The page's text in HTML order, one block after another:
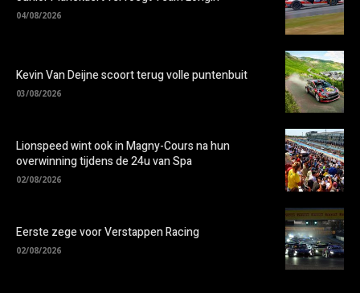
04/08/2026
Kevin Van Deijne scoort terug volle puntenbuit
03/08/2026
Lionspeed wint ook in Magny-Cours na hun
overwinning tijdens de 24u van Spa
02/08/2026
Eerste zege voor Verstappen Racing
02/08/2026